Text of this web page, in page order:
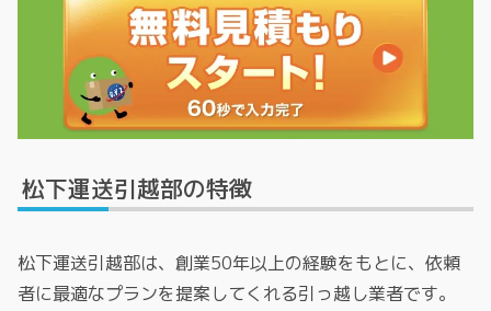
松下運送引越部の特徴
松下運送引越部は、創業50年以上の経験をもとに、依頼
者に最適なプランを提案してくれる引っ越し業者です。